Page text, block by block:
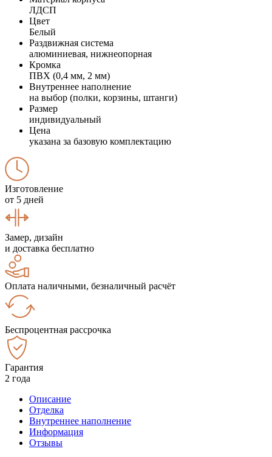
ЛДСП
Цвет
Белый
Раздвижная система
алюминиевая, нижнеопорная
Кромка
ПВХ (0,4 мм, 2 мм)
Внутреннее наполнение
на выбор (полки, корзины, штанги)
Размер
индивидуальный
Цена
указана за базовую комплектацию
Изготовление
от 5 дней
Замер, дизайн
и доставка бесплатно
Оплата наличными, безналичный расчёт
Беспроцентная рассрочка
Гарантия
2 года
Описание
Отделка
Внутреннее наполнение
Информация
Отзывы